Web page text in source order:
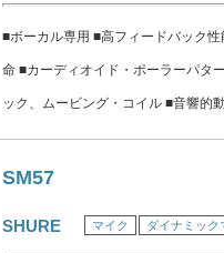
■ボーカル専用 ■高フィードバック
命 ■カーディオイド・ポーラーパタ
ック、ムービング・コイル ■音響的動作原理 Pressure gradient trans
ducer ■指向性 カーディオイド ■感度 2 mV/Pa, -54 dBV/Pa ■内部イ
ンピーダンス 300 Ω ■コネクター 金メッキ 3-pin XLR ■マイクロフォ
ia. x 6.7 in ■マイク筐体 亜鉛ダイ
SM57
SHURE マイク ダイナミック